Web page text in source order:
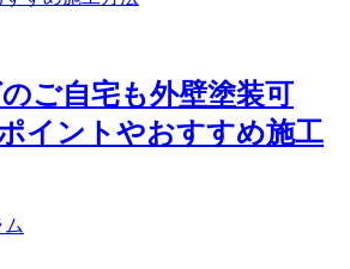
ご自宅も外壁塗装可
イントやおすすめ施工